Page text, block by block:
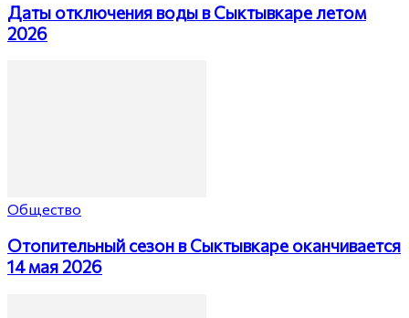
Даты отключения воды в Сыктывкаре летом
2026
Общество
Отопительный сезон в Сыктывкаре оканчивается
14 мая 2026